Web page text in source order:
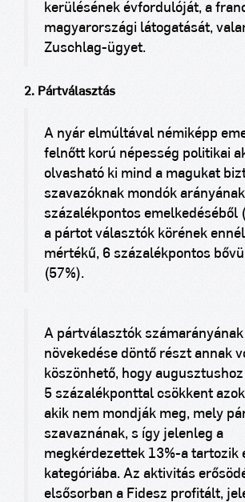
kerülésének évfordulóját, a
magyarországi látogatását,
Zuschlag-ügyet.
2. Pártválasztás
A nyár elmúltával némiképp
felnőtt korú népesség politikai
olvasható ki mind a magukat
szavazóknak mondók
százalékpontos emelkedéséből
a pártot választók körének
mértékű, 6 százalékpontos
(57%).
A pártválasztók számarányának
növekedése döntő részt annak
köszönhető, hogy
5 százalékponttal csökkent
akik nem mondják meg, mely
szavaznának, s így jelenleg a
megkérdezettek 13%-a tartozik
kategóriába. Az aktivitás
elsősorban a Fidesz profitált,